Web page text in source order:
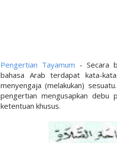
Pengertian Tayamum - Secara
bahasa Arab terdapat kata-
menyengaja (melakukan)
pengertian mengusapkan debu
ketentuan khusus.